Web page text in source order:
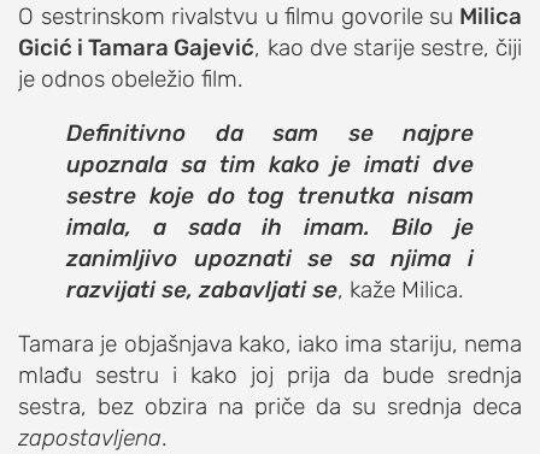
O sestrinskom rivalstvu u filmu govorile su Milica
Gicić i Tamara Gajević, kao dve starije sestre, čiji
je odnos obeležio film.
Definitivno da sam se najpre
upoznala sa tim kako je imati dve
sestre koje do tog trenutka nisam
imala, a sada ih imam. Bilo je
zanimljivo upoznati se sa njima i
razvijati se, zabavljati se, kaže Milica.
Tamara je objašnjava kako, iako ima stariju, nema
mlađu sestru i kako joj prija da bude srednja
sestra, bez obzira na priče da su srednja deca
zapostavljena.